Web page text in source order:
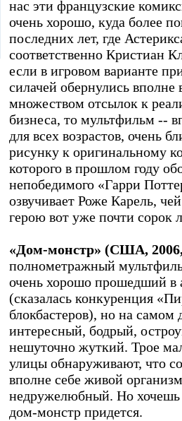
нас эти французские
очень хорошо, куда более
последних лет, где
соответственно Кристиан
если в игровом варианте
силачей обернулись вполне
множеством отсылок к
бизнеса, то мультфильм --
для всех возрастов, очень
рисунку к оригинальному
которого в прошлом году
непобедимого «Гарри
озвучивает Роже Карель,
герою вот уже почти сорок
«Дом-монстр» (США,
полнометражный
очень хорошо прошедший в
(сказалась конкуренция
блокбастеров), но на
интересный, бодрый,
нешуточно жуткий. Трое
улицы обнаруживают, что
вполне себе живой
недружелюбный. Но хочешь
дом-монстр придется.